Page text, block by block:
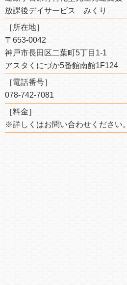
放課後デイサービス みくり
［所在地］
〒653-0042
神戸市長田区二葉町5丁目1-1
アスタくにづか5番館南館1F124
［電話番号］
078-742-7081
［料金］
※詳しくはお問い合わせください。